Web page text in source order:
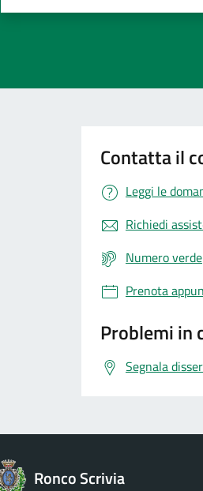
Contatta il
Leggi le
Richiedi
Numero verde
Prenota
Problemi in
Segnala
Ronco Scrivia